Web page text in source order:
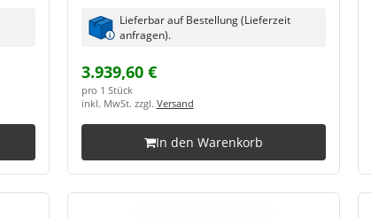
Lieferbar auf Bestellung (Lieferzeit
anfragen).
3.939,60 €
pro 1 Stück
inkl. MwSt. zzgl. Versand
In den Warenkorb